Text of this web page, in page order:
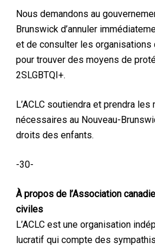
Nous demandons au
Brunswick d’annuler
et de consulter les
pour trouver des moyens de
2SLGBTQI+.
L’ACLC soutiendra et prendra
nécessaires au Nouveau-
droits des enfants.
-30-
À propos de l’Association
civiles
L’ACLC est une organisation
lucratif qui compte des